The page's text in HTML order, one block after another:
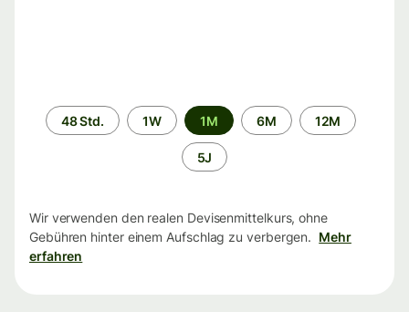
Zeitraum
48 Std. 1W 1M 6M 12M
5J
Wir verwenden den realen Devisenmittelkurs, ohne
Gebühren hinter einem Aufschlag zu verbergen. Mehr
erfahren